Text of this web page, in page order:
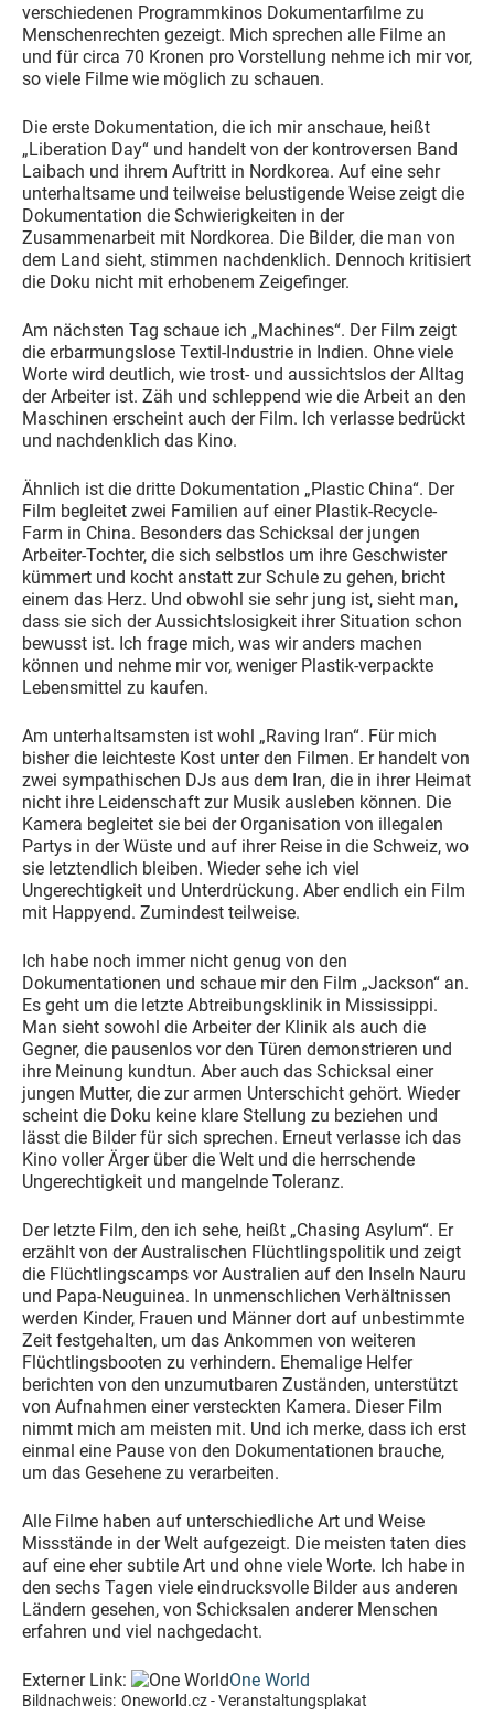
verschiedenen Programmkinos Dokumentarfilme zu
Menschenrechten gezeigt. Mich sprechen alle Filme an
und für circa 70 Kronen pro Vorstellung nehme ich mir vor,
so viele Filme wie möglich zu schauen.
Die erste Dokumentation, die ich mir anschaue, heißt
„Liberation Day“ und handelt von der kontroversen Band
Laibach und ihrem Auftritt in Nordkorea. Auf eine sehr
unterhaltsame und teilweise belustigende Weise zeigt die
Dokumentation die Schwierigkeiten in der
Zusammenarbeit mit Nordkorea. Die Bilder, die man von
dem Land sieht, stimmen nachdenklich. Dennoch kritisiert
die Doku nicht mit erhobenem Zeigefinger.
Am nächsten Tag schaue ich „Machines“. Der Film zeigt
die erbarmungslose Textil-Industrie in Indien. Ohne viele
Worte wird deutlich, wie trost- und aussichtslos der Alltag
der Arbeiter ist. Zäh und schleppend wie die Arbeit an den
Maschinen erscheint auch der Film. Ich verlasse bedrückt
und nachdenklich das Kino.
Ähnlich ist die dritte Dokumentation „Plastic China“. Der
Film begleitet zwei Familien auf einer Plastik-Recycle-
Farm in China. Besonders das Schicksal der jungen
Arbeiter-Tochter, die sich selbstlos um ihre Geschwister
kümmert und kocht anstatt zur Schule zu gehen, bricht
einem das Herz. Und obwohl sie sehr jung ist, sieht man,
dass sie sich der Aussichtslosigkeit ihrer Situation schon
bewusst ist. Ich frage mich, was wir anders machen
können und nehme mir vor, weniger Plastik-verpackte
Lebensmittel zu kaufen.
Am unterhaltsamsten ist wohl „Raving Iran“. Für mich
bisher die leichteste Kost unter den Filmen. Er handelt von
zwei sympathischen DJs aus dem Iran, die in ihrer Heimat
nicht ihre Leidenschaft zur Musik ausleben können. Die
Kamera begleitet sie bei der Organisation von illegalen
Partys in der Wüste und auf ihrer Reise in die Schweiz, wo
sie letztendlich bleiben. Wieder sehe ich viel
Ungerechtigkeit und Unterdrückung. Aber endlich ein Film
mit Happyend. Zumindest teilweise.
Ich habe noch immer nicht genug von den
Dokumentationen und schaue mir den Film „Jackson“ an.
Es geht um die letzte Abtreibungsklinik in Mississippi.
Man sieht sowohl die Arbeiter der Klinik als auch die
Gegner, die pausenlos vor den Türen demonstrieren und
ihre Meinung kundtun. Aber auch das Schicksal einer
jungen Mutter, die zur armen Unterschicht gehört. Wieder
scheint die Doku keine klare Stellung zu beziehen und
lässt die Bilder für sich sprechen. Erneut verlasse ich das
Kino voller Ärger über die Welt und die herrschende
Ungerechtigkeit und mangelnde Toleranz.
Der letzte Film, den ich sehe, heißt „Chasing Asylum“. Er
erzählt von der Australischen Flüchtlingspolitik und zeigt
die Flüchtlingscamps vor Australien auf den Inseln Nauru
und Papa-Neuguinea. In unmenschlichen Verhältnissen
werden Kinder, Frauen und Männer dort auf unbestimmte
Zeit festgehalten, um das Ankommen von weiteren
Flüchtlingsbooten zu verhindern. Ehemalige Helfer
berichten von den unzumutbaren Zuständen, unterstützt
von Aufnahmen einer versteckten Kamera. Dieser Film
nimmt mich am meisten mit. Und ich merke, dass ich erst
einmal eine Pause von den Dokumentationen brauche,
um das Gesehene zu verarbeiten.
Alle Filme haben auf unterschiedliche Art und Weise
Missstände in der Welt aufgezeigt. Die meisten taten dies
auf eine eher subtile Art und ohne viele Worte. Ich habe in
den sechs Tagen viele eindrucksvolle Bilder aus anderen
Ländern gesehen, von Schicksalen anderer Menschen
erfahren und viel nachgedacht.
Externer Link: One World
Bildnachweis: Oneworld.cz - Veranstaltungsplakat